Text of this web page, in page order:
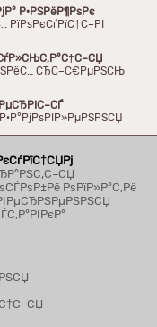
Р·РЅРёР¶РѕРє
СЂС–С€РµРЅСЊ
РѕРїР»Р°С‚Рё